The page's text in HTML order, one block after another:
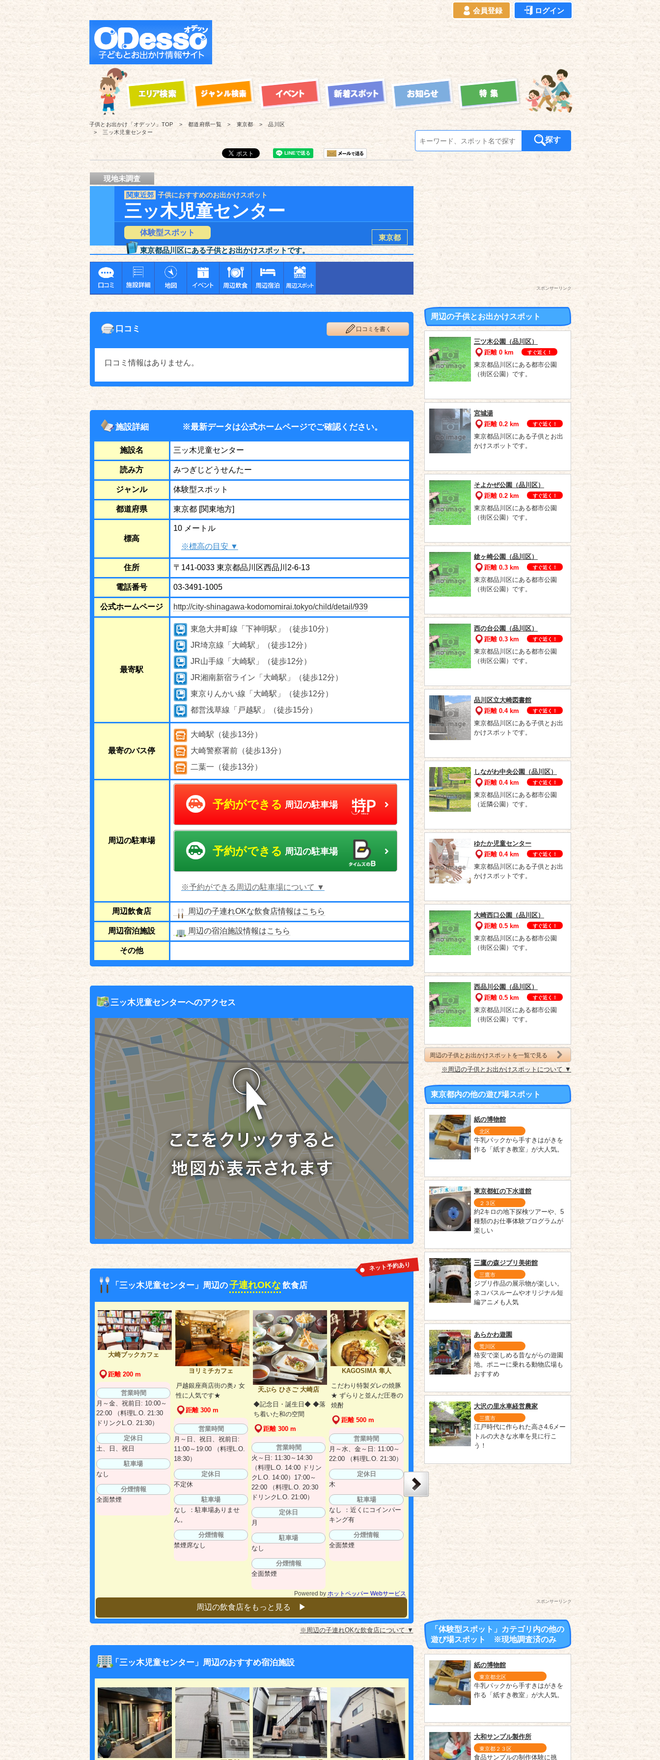
会員登録 ログイン
子供とお出かけ「オデッソ」 TOP 都道府県一覧 東京都
品川区
三ッ木児童センター
探す
現地未調査
関東近郊 子供におすすめのお出かけスポット
三ッ木児童センター
体験型スポット
東京都
東京都品川区にある子供とお出かけスポットです。
口コミ 口コミを書く
口コミ情報はありません。
施設詳細 ※最新データは公式ホームページでご確認ください。
施設名 三ッ木児童センター
読み方 みつぎじどうせんたー
ジャンル 体験型スポット
都道府県 東京都 [関東地方]
標高
10 メートル
※標高の目安 ▼
住所 〒141-0033 東京都品川区西品川2-6-13
電話番号 03-3491-1005
公式ホームページ http://city-shinagawa-kodomomirai.tokyo/child/detail/939
最寄駅
東急大井町線「下神明駅」（徒歩10分）
JR埼京線「大崎駅」（徒歩12分）
JR山手線「大崎駅」（徒歩12分）
JR湘南新宿ライン「大崎駅」（徒歩12分）
東京りんかい線「大崎駅」（徒歩12分）
都営浅草線「戸越駅」（徒歩15分）
最寄のバス停
大崎駅（徒歩13分）
大崎警察署前（徒歩13分）
二葉一（徒歩13分）
周辺の駐車場
予約ができる 周辺の駐車場
予約ができる 周辺の駐車場
※予約ができる周辺の駐車場について ▼
周辺飲食店 周辺の子連れOKな飲食店情報はこちら
周辺宿泊施設 周辺の宿泊施設情報はこちら
その他
三ッ木児童センターへのアクセス
「三ッ木児童センター」周辺の子連れOKな飲食店
ネット予約あり
大崎ブックカフェ
距離 200 m
営業時間
月～金、祝前日: 10:00～
22:00 （料理L.O. 21:30
ドリンクL.O. 21:30）
定休日
土、日、祝日
駐車場
なし
分煙情報
全面禁煙
ヨリミチカフェ
戸越銀座商店街の奥♪ 女
性に人気です★
距離 300 m
営業時間
月～日、祝日、祝前日:
11:00～19:00 （料理L.O.
18:30）
定休日
不定休
駐車場
なし ：駐車場ありませ
ん。
分煙情報
禁煙席なし
天ぷら ひさご 大崎店
◆記念日・誕生日◆ ◆落
ち着いた和の空間
距離 300 m
営業時間
火～日: 11:30～14:30
（料理L.O. 14:00 ドリン
クL.O. 14:00）17:00～
22:00 （料理L.O. 20:30
ドリンクL.O. 21:00）
定休日
月
駐車場
なし
分煙情報
全面禁煙
KAGOSIMA 隼人
こだわり特製ダレの焼豚
★ ずらりと並んだ圧巻の
焼酎
距離 500 m
営業時間
月～水、金～日: 11:00～
22:00 （料理L.O. 21:30）
定休日
木
駐車場
なし ：近くにコインパー
キング有
分煙情報
全面禁煙
Powered by ホットペッパー Webサービス
周辺の飲食店をもっと見る ▶︎
※周辺の子連れOKな飲食店について ▼
「三ッ木児童センター」周辺のおすすめ宿泊施設
スポンサーリンク
周辺の子供とお出かけスポット
三ツ木公園（品川区）
距離 0 km
すぐ近く！
東京都品川区にある都市公園
（街区公園）です。
宮城湯
距離 0.2 km
すぐ近く！
東京都品川区にある子供とお出
かけスポットです。
そよかぜ公園（品川区）
距離 0.2 km
すぐ近く！
東京都品川区にある都市公園
（街区公園）です。
鎗ヶ崎公園（品川区）
距離 0.3 km
すぐ近く！
東京都品川区にある都市公園
（街区公園）です。
西の台公園（品川区）
距離 0.3 km
すぐ近く！
東京都品川区にある都市公園
（街区公園）です。
品川区立大崎図書館
距離 0.4 km
すぐ近く！
東京都品川区にある子供とお出
かけスポットです。
しながわ中央公園（品川区）
距離 0.4 km
すぐ近く！
東京都品川区にある都市公園
（近隣公園）です。
ゆたか児童センター
距離 0.4 km
すぐ近く！
東京都品川区にある子供とお出
かけスポットです。
大崎西口公園（品川区）
距離 0.5 km
すぐ近く！
東京都品川区にある都市公園
（街区公園）です。
西品川公園（品川区）
距離 0.5 km
すぐ近く！
東京都品川区にある都市公園
（街区公園）です。
周辺の子供とお出かけスポットを一覧で見る
※周辺の子供とお出かけスポットについて ▼
東京都内の他の遊び場スポット
紙の博物館
北区
牛乳パックから手すきはがきを
作る「紙すき教室」が大人気。
東京都虹の下水道館
２３区
約2キロの地下探検ツアーや、5
種類のお仕事体験プログラムが
楽しい
三鷹の森ジブリ美術館
三鷹市
ジブリ作品の展示物が楽しい。
ネコバスルームやオリジナル短
編アニメも人気
あらかわ遊園
荒川区
格安で楽しめる昔ながらの遊園
地。ポニーに乗れる動物広場も
おすすめ
大沢の里水車経営農家
三鷹市
江戸時代に作られた高さ4.6メー
トルの大きな水車を見に行こ
う！
スポンサーリンク
「体験型スポット」カテゴリ内の他の
遊び場スポット ※現地調査済のみ
紙の博物館
東京都北区
牛乳パックから手すきはがきを
作る「紙すき教室」が大人気。
大和サンプル製作所
東京都２３区
食品サンプルの制作体験に挑